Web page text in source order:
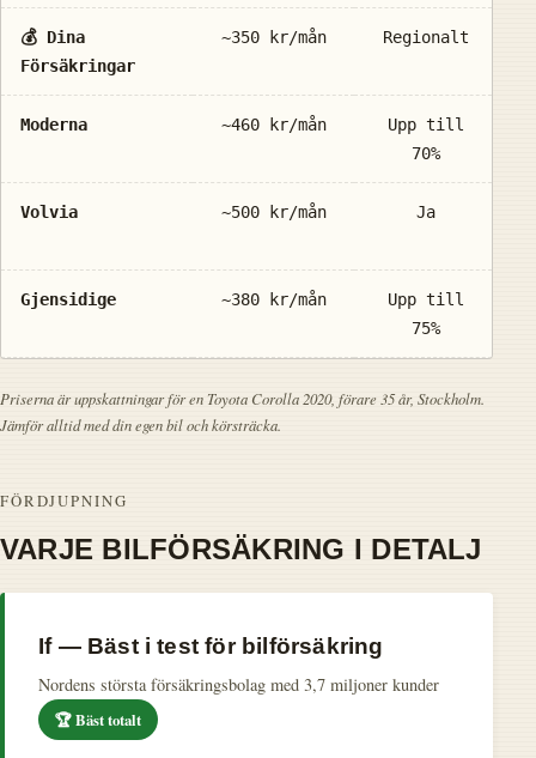
💰 Dina
Försäkringar
~350 kr/mån Regionalt
Moderna ~460 kr/mån
Upp till
70%
Volvia ~500 kr/mån Ja
Gjensidige ~380 kr/mån
Upp till
75%
Priserna är uppskattningar för en Toyota Corolla 2020, förare 35 år, Stockholm.
Jämför alltid med din egen bil och körsträcka.
FÖRDJUPNING
VARJE BILFÖRSÄKRING I DETALJ
If — Bäst i test för bilförsäkring
Nordens största försäkringsbolag med 3,7 miljoner kunder
🏆 Bäst totalt